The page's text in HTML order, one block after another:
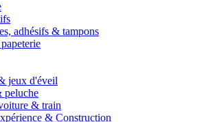
adhésifs & tampons
jeux d'éveil
peluche
& train
& Construction